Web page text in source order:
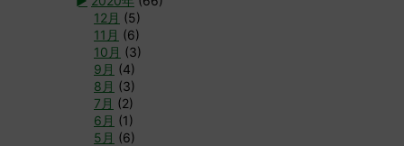
12月 (5)
11月 (6)
10月 (3)
9月 (4)
8月 (3)
7月 (2)
6月 (1)
5月 (6)